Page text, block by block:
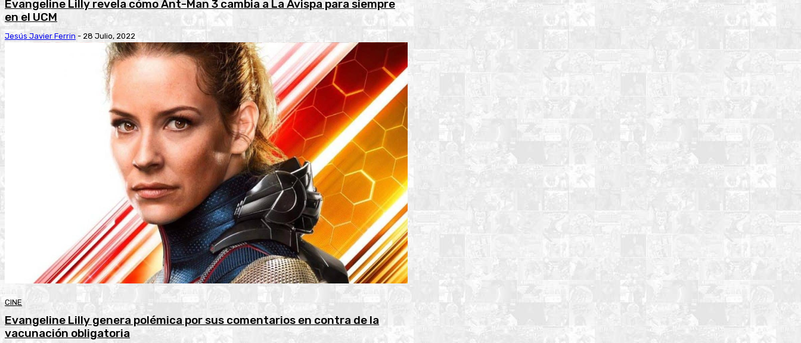
Evangeline Lilly revela cómo Ant-Man 3 cambia a La Avispa para siempre
en el UCM
Jesús Javier Ferrin - 28 Julio, 2022
CINE
Evangeline Lilly genera polémica por sus comentarios en contra de la
vacunación obligatoria